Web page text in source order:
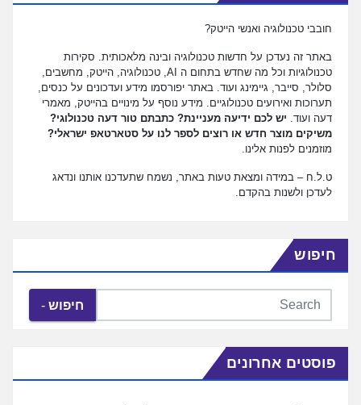
חובבי טכנולוגיה ואנשי הייטק?
באתר זה נעדכן על חדשות טכנולוגיה ובינה מלאכותית. סקירות
טכנולוגיות וכל מה שחדש בתחום ה AI, טכנולוגיה, הייטק, מחשבים,
סלולר, סייבר, גיימינג ועוד. באתר יפורסמו מידע ועדכונים על כנסים,
תערוכות ואירועים טכנולוגיים. מידע נוסף על מינויים בהייטק, מאמרי
דעה ועוד. יש לכם ידיעה מעניינת? כתבתם טור דעה טכנולוגי?
משיקים מוצר חדש או רוצים לספר לנו על סטארטאפ ישראלי?
מוזמנים לפנות אלינו.
ט.ל.ח – במידה ומצאת טעות באתר, נשמח שתעדכנו אותנו ונדאג
לעדכן ולשנות בהקדם.
חיפוש
חיפוש
פוסטים אחרונים